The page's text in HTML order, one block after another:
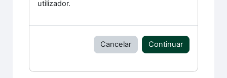
utilizador.
Cancelar Continuar